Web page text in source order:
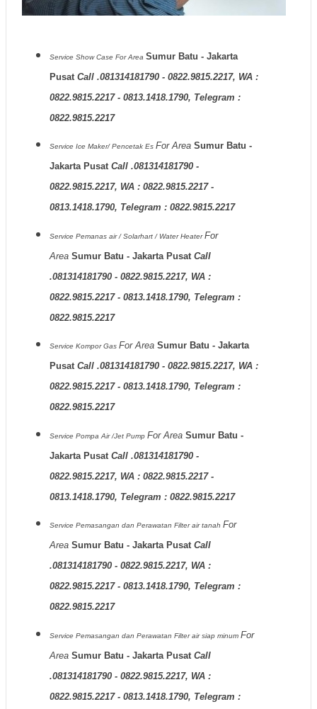
Service Show Case For Area Sumur Batu - Jakarta
PusatCall .081314181790 - 0822.9815.2217, WA :
0822.9815.2217 - 0813.1418.1790, Telegram :
0822.9815.2217
Service Ice Maker/ Pencetak Es For Area Sumur Batu -
Jakarta PusatCall .081314181790 -
0822.9815.2217, WA : 0822.9815.2217 -
0813.1418.1790, Telegram : 0822.9815.2217
Service Pemanas air / Solarhart / Water HeaterFor
Area Sumur Batu - Jakarta PusatCall
.081314181790 - 0822.9815.2217, WA :
0822.9815.2217 - 0813.1418.1790, Telegram :
0822.9815.2217
Service Kompor Gas For Area Sumur Batu - Jakarta
PusatCall .081314181790 - 0822.9815.2217, WA :
0822.9815.2217 - 0813.1418.1790, Telegram :
0822.9815.2217
Service Pompa Air /Jet Pump For Area Sumur Batu -
Jakarta PusatCall .081314181790 -
0822.9815.2217, WA : 0822.9815.2217 -
0813.1418.1790, Telegram : 0822.9815.2217
Service Pemasangan dan Perawatan Filter air tanah For
Area Sumur Batu - Jakarta PusatCall
.081314181790 - 0822.9815.2217, WA :
0822.9815.2217 - 0813.1418.1790, Telegram :
0822.9815.2217
Service Pemasangan dan Perawatan Filter air siap minum For
Area Sumur Batu - Jakarta PusatCall
.081314181790 - 0822.9815.2217, WA :
0822.9815.2217 - 0813.1418.1790, Telegram :